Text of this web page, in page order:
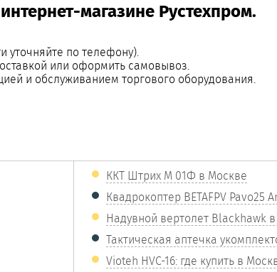
магазине Рустехпром.
уточняйте по телефону).
или оформить самовывоз.
и обслуживанием торгового оборудования.
ККТ Штрих М 01Ф в Москве
Квадрокоптер BETAFPV Pavo25
Надувной вертолет Blackhawk
Тактическая аптечка
Vioteh HVC-16: где купить в